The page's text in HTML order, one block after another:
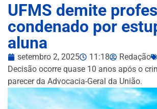
UFMS demite
condenado por
aluna
setembro 2, 2025 11:18 Redação
Decisão ocorre quase 10 anos após o
parecer da Advocacia-Geral da União.